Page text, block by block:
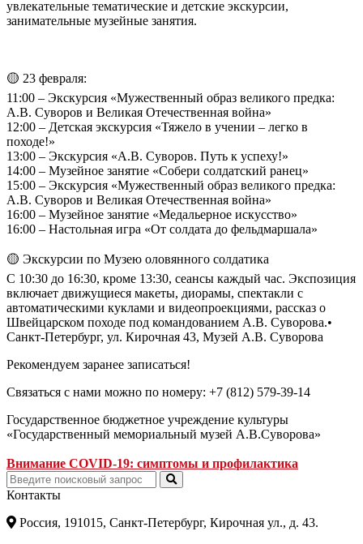
увлекательные тематические и детские экскурсии,
занимательные музейные занятия.
🟡 23 февраля:
11:00 – Экскурсия «Мужественный образ великого предка:
А.В. Суворов и Великая Отечественная война»
12:00 – Детская экскурсия «Тяжело в учении – легко в
походе!»
13:00 – Экскурсия «А.В. Суворов. Путь к успеху!»
14:00 – Музейное занятие «Собери солдатский ранец»
15:00 – Экскурсия «Мужественный образ великого предка:
А.В. Суворов и Великая Отечественная война»
16:00 – Музейное занятие «Медальерное искусство»
16:00 – Настольная игра «От солдата до фельдмаршала»
🟡 Экскурсии по Музею оловянного солдатика
С 10:30 до 16:30, кроме 13:30, сеансы каждый час. Экспозиция
включает движущиеся макеты, диорамы, спектакли с
автоматическими куклами и видеопроекциями, рассказ о
Швейцарском походе под командованием А.В. Суворова.•
Санкт-Петербург, ул. Кирочная 43, Музей А.В. Суворова
Рекомендуем заранее записаться!
Связаться с нами можно по номеру: +7 (812) 579-39-14
Государственное бюджетное учреждение культуры
«Государственный мемориальный музей А.В.Суворова»
Внимание COVID-19: симптомы и профилактика
Контакты
Россия, 191015, Санкт-Петербург, Кирочная ул., д. 43.